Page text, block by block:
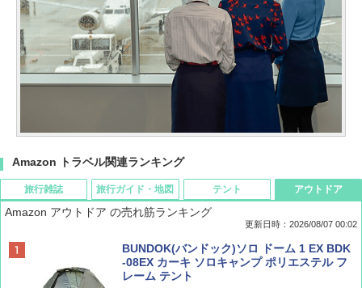
Amazon トラベル関連ランキング
旅行雑誌
ディズニーファン ２０２６年 ９月号 [雑
誌] (ＤＩＳＮＥＹ ＦＡＮ)
旅行ガイド・地図
D40 地球の歩き方 チェンマイ タイ北部の魅
力的な町 2026～2027 地球の歩き方D アジア
テント
[キャンパーズコレクション 山善] ポップアッ
プテント 傘みたいに広げて畳める パッとサ
ッとサンシェード キューブ フルクローズ メ
アウトドア
Amazon アウトドア の売れ筋ランキング
更新日時：2026/08/07 00:02
BUNDOK(バンドック)ソロ ドーム 1 EX BDK
-08EX カーキ ソロキャンプ ポリエステル フ
レーム テント